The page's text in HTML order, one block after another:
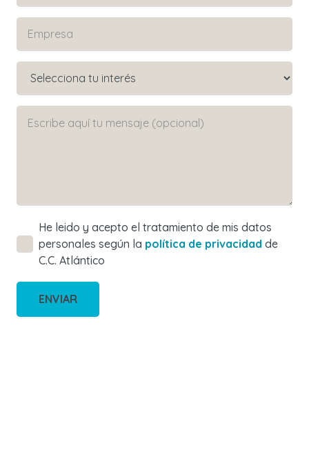
He leido y acepto el tratamiento de mis datos
personales según la política de privacidad de
C.C. Atlántico